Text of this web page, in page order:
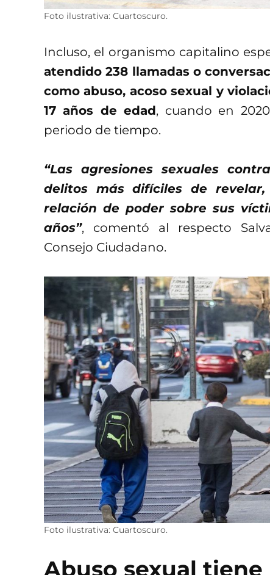
Foto ilustrativa: Cuartoscuro.
Incluso, el organismo capitalino
atendido 238 llamadas o
como abuso, acoso sexual y
17 años de edad, cuando en
periodo de tiempo.
“Las agresiones sexuales
delitos más difíciles de
relación de poder sobre sus
años”, comentó al respecto
Consejo Ciudadano.
Foto ilustrativa: Cuartoscuro.
Abuso sexual